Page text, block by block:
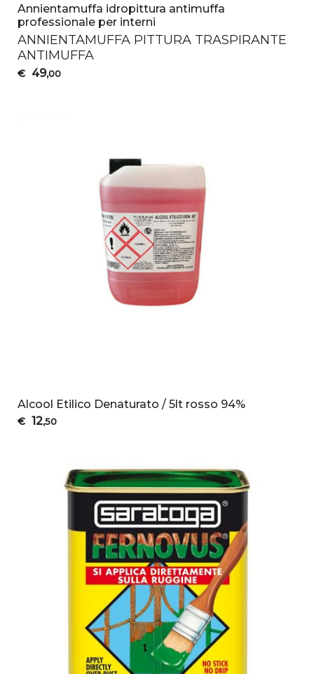
Annientamuffa idropittura antimuffa
professionale per interni
ANNIENTAMUFFA PITTURA TRASPIRANTE
ANTIMUFFA
€ 49,00
Alcool Etilico Denaturato / 5lt rosso 94%
€ 12,50